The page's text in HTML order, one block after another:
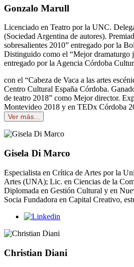
Gonzalo Marull
Licenciado en Teatro por la UNC.
(Sociedad Argentina de autores).
sobresalientes 2010” entregado por la
Distinguido como el “Mejor dramaturgo
entregado por la Agencia Córdoba
con el “Cabeza de Vaca a las artes
Centro Cultural España Córdoba.
de teatro 2018” como Mejor director.
Montevideo 2018 y en TEDx Córdoba
Ver más...
Gisela Di Marco
Especialista en Crítica de Artes por la
Artes (UNA); Lic. en Ciencias de la
Diplomada en Gestión Cultural y en
Socia Fundadora en Capital Creativo,
Christian Diani